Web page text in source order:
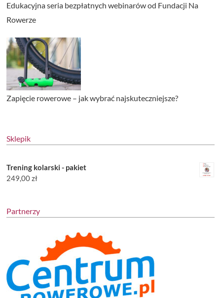
Edukacyjna seria bezpłatnych webinarów od Fundacji Na
Rowerze
Zapięcie rowerowe – jak wybrać najskuteczniejsze?
Sklepik
Trening kolarski - pakiet
249,00zł
Partnerzy